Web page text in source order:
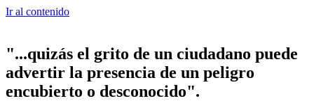
Ir al contenido
"...quizás el grito de un ciudadano puede
advertir la presencia de un peligro
encubierto o desconocido".